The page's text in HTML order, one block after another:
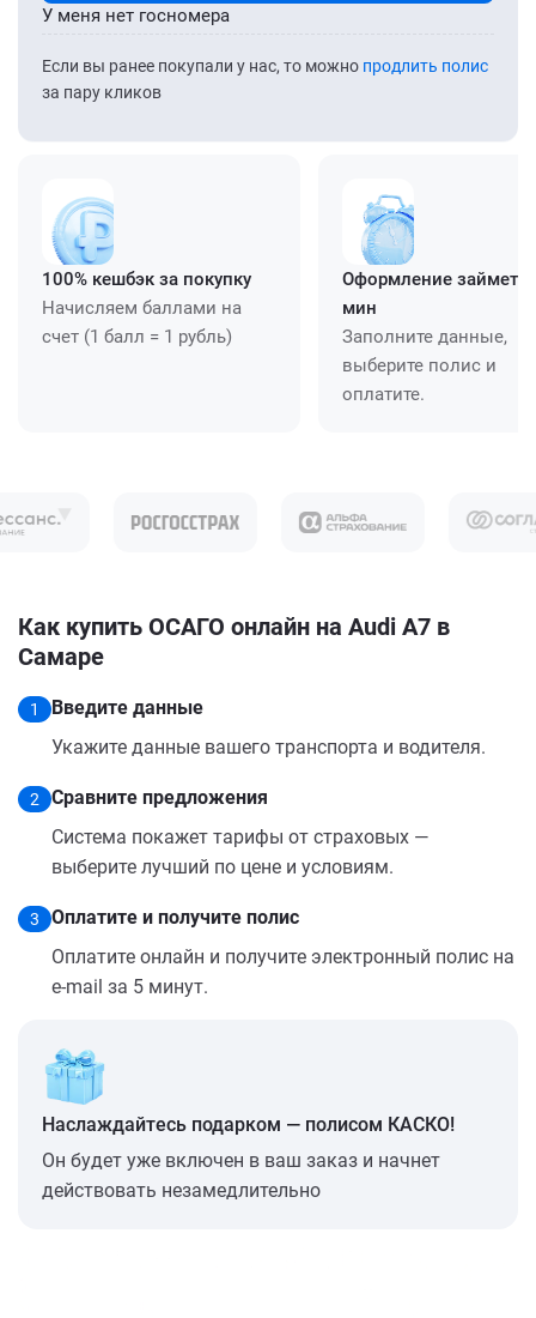
Если вы ранее покупали у нас, то можно продлить полис
за пару кликов
У меня нет госномера
100% кешбэк за покупку
Начисляем баллами на
счет (1 балл = 1 рубль)
Оформление займет
мин
Заполните данные,
выберите полис и
оплатите.
Как купить ОСАГО онлайн на Audi A7 в
Самаре
1
Введите данные
Укажите данные вашего транспорта и водителя.
2
Сравните предложения
Система покажет тарифы от страховых —
выберите лучший по цене и условиям.
3
Оплатите и получите полис
Оплатите онлайн и получите электронный полис на
e-mail за 5 минут.
Наслаждайтесь подарком — полисом КАСКО!
Он будет уже включен в ваш заказ и начнет
действовать незамедлительно